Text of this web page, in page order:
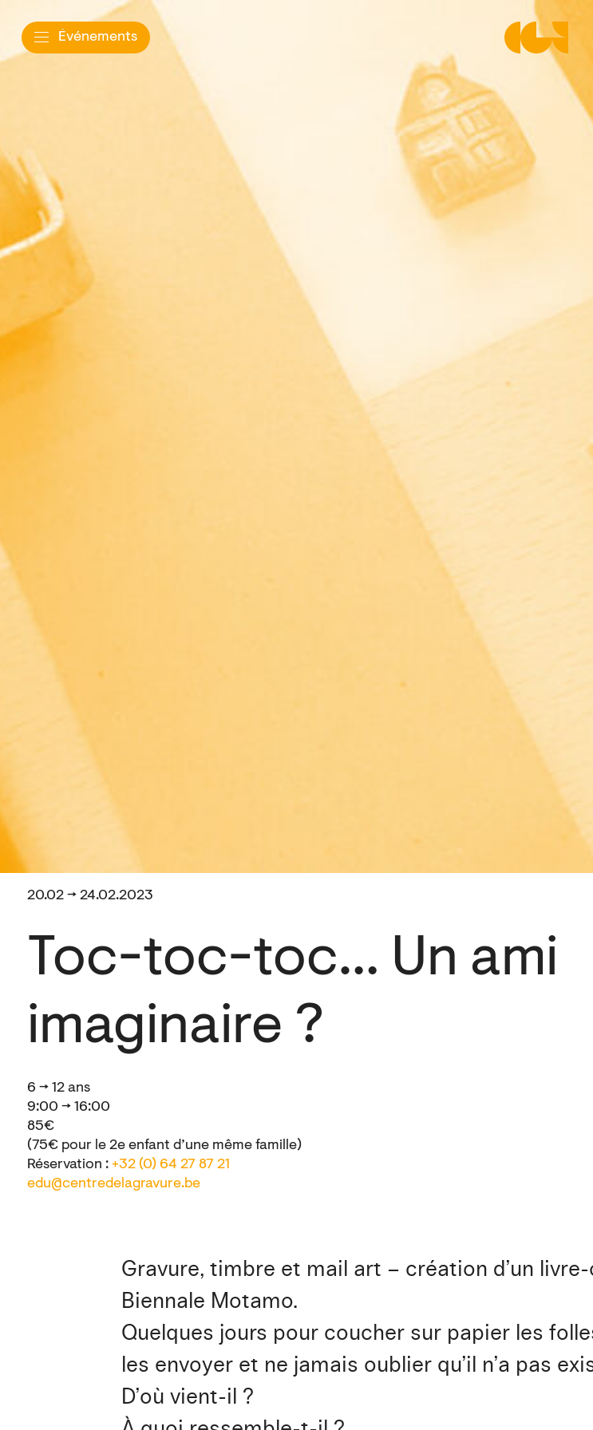
Événements Centre de
20.02 → 24.02.2023
Toc-toc-toc… Un ami
imaginaire ?
6 → 12 ans
9:00 → 16:00
85€
(75€ pour le 2e enfant d’une même famille)
Réservation : +32 (0) 64 27 87 21
edu@centredelagravure.be
Gravure, timbre et mail art – création d’un
Biennale Motamo.
Quelques jours pour coucher sur papier les
les envoyer et ne jamais oublier qu’il n’a pas
D’où vient-il ?